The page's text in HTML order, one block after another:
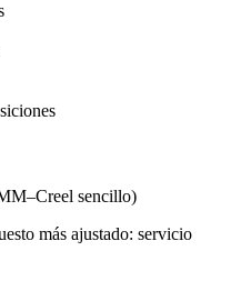
sencillo)
más ajustado: servicio